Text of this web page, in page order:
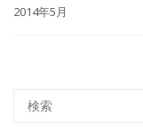
2014年5月